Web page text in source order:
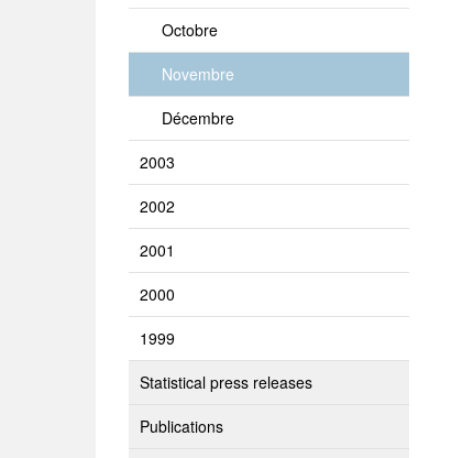
Octobre
Novembre
Décembre
2003
2002
2001
2000
1999
Statistical press releases
Publications